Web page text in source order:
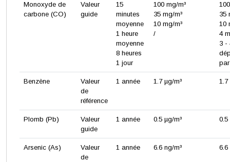
Monoxyde de
carbone (CO)
Valeur
guide
15
minutes
moyenne
1 heure
moyenne
8 heures
1 jour
100 mg/m³
35 mg/m³
10 mg/m³
/
35
10
4
3 -
Benzène
Valeur
de
référence
1 année 1.7 µg/m³ 1.7
Plomb (Pb)
Valeur
guide
1 année 0.5 µg/m³ 0.5
Arsenic (As)
Valeur
de
1 année 6.6 ng/m³ 6.6